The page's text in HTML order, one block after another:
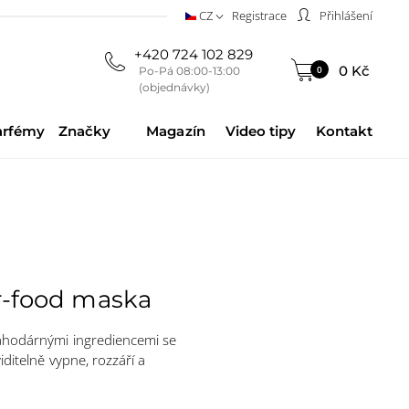
CZ Registrace Přihlášení
+420 724 102 829
Po-Pá 08:00-13:00
(objednávky)
0 0 Kč
Značky Magazín Video tipy Kontakt
food maska
ingrediencemi se
vypne, rozzáří a